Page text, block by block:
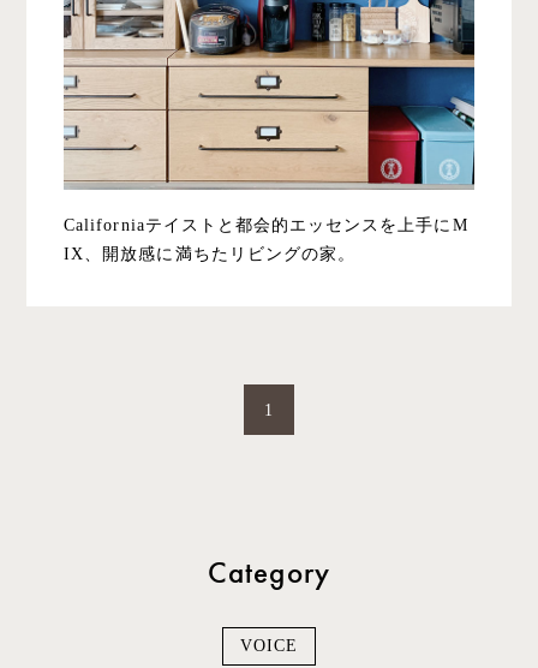
Californiaテイストと都会的エッセンスを上手にM
IX、開放感に満ちたリビングの家。
1
Category
VOICE